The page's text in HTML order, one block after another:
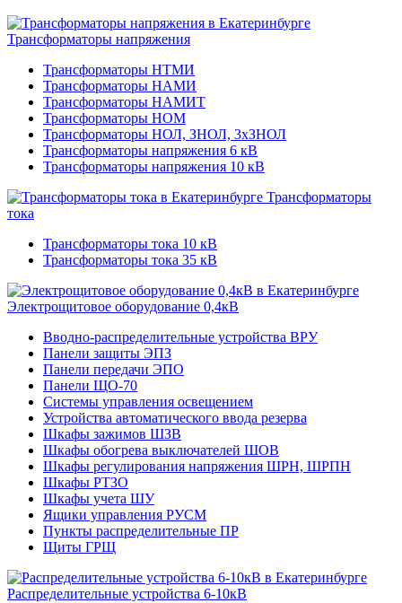
Трансформаторы напряжения
Трансформаторы НТМИ
Трансформаторы НАМИ
Трансформаторы НАМИТ
Трансформаторы НОМ
Трансформаторы НОЛ, ЗНОЛ, 3хЗНОЛ
Трансформаторы напряжения 6 кВ
Трансформаторы напряжения 10 кВ
Трансформаторы
тока
Трансформаторы тока 10 кВ
Трансформаторы тока 35 кВ
Электрощитовое оборудование 0,4кВ
Вводно-распределительные устройства ВРУ
Панели защиты ЭПЗ
Панели передачи ЭПО
Панели ЩО-70
Системы управления освещением
Устройства автоматического ввода резерва
Шкафы зажимов ШЗВ
Шкафы обогрева выключателей ШОВ
Шкафы регулирования напряжения ШРН, ШРПН
Шкафы РТЗО
Шкафы учета ШУ
Ящики управления РУСМ
Пункты распределительные ПР
Щиты ГРЩ
Распределительные устройства 6-10кВ